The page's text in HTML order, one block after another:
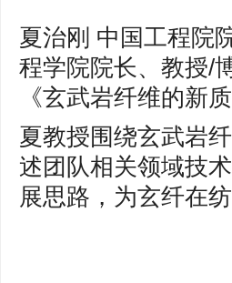
夏治刚 中国工程院
程学院院长、教授/
《玄武岩纤维的新
夏教授围绕玄武岩
述团队相关领域技
展思路，为玄纤在